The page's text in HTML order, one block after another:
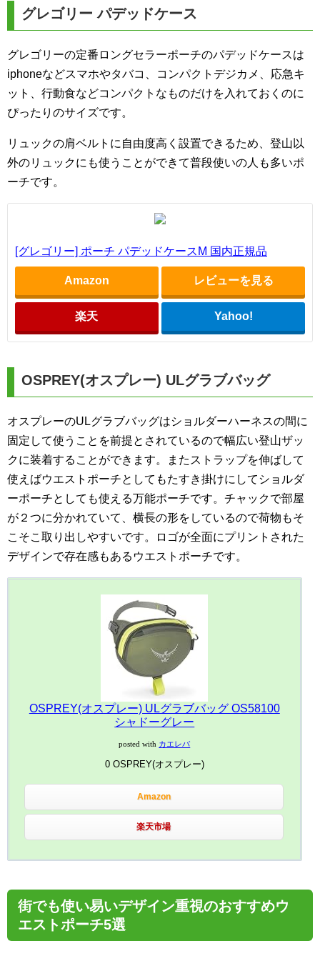
グレゴリー パデッドケース
グレゴリーの定番ロングセラーポーチのパデッドケースは
iphoneなどスマホやタバコ、コンパクトデジカメ、応急キ
ット、行動食などコンパクトなものだけを入れておくのに
ぴったりのサイズです。
リュックの肩ベルトに自由度高く設置できるため、登山以
外のリュックにも使うことができて普段使いの人も多いポ
ーチです。
[グレゴリー] ポーチ パデッドケースM 国内正規品
Amazon レビューを見る
楽天 Yahoo!
OSPREY(オスプレー) ULグラブバッグ
オスプレーのULグラブバッグはショルダーハーネスの間に
固定して使うことを前提とされているので幅広い登山ザッ
クに装着することができます。またストラップを伸ばして
使えばウエストポーチとしてもたすき掛けにしてショルダ
ーポーチとしても使える万能ポーチです。チャックで部屋
が２つに分かれていて、横長の形をしているので荷物もそ
こそこ取り出しやすいです。ロゴが全面にプリントされた
デザインで存在感もあるウエストポーチです。
OSPREY(オスプレー) ULグラブバッグ OS58100
シャドーグレー
posted with カエレバ
0 OSPREY(オスプレー)
Amazon
楽天市場
街でも使い易いデザイン重視のおすすめウ
エストポーチ5選